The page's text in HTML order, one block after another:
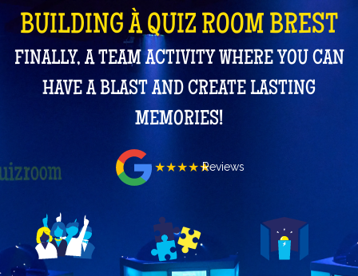
BUILDING À QUIZ ROOM BREST
FINALLY, A TEAM ACTIVITY WHERE YOU CAN
HAVE A BLAST AND CREATE LASTING
MEMORIES!
★★★★★Reviews